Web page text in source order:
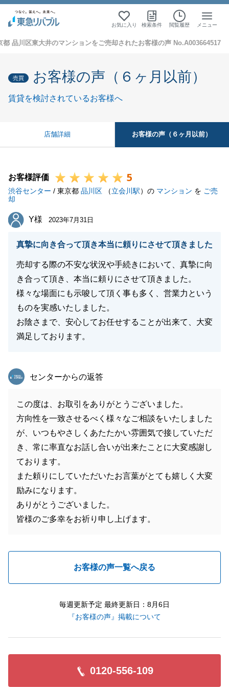
お気に入り 検索条件 閲覧履歴 メニュー
都 品川区東大井のマンションをご売却されたお客様の声 No.A003664517
売買 お客様の声（６ヶ月以前）
賃貸を検討されているお客様へ
店舗詳細 お客様の声（６ヶ月以前）
お客様評価 5
渋谷センター / 東京都 品川区 （立会川駅）の マンション を ご売
却
Y様
Y様 2023年7月31日
真摯に向き合って頂き本当に頼りにさせて頂きました
売却する際の不安な状況や手続きにおいて、真摯に向
き合って頂き、本当に頼りにさせて頂きました。
様々な場面にも示唆して頂く事も多く、営業力という
ものを実感いたしました。
お陰さまで、安心してお任せすることが出来て、大変
満足しております。
東急リバブル
センターからの返答
この度は、お取引をありがとうございました。
方向性を一致させるべく様々なご相談をいたしました
が、いつもやさしくあたたかい雰囲気で接していただ
き、常に率直なお話し合いが出来たことに大変感謝し
ております。
また頼りにしていただいたお言葉がとても嬉しく大変
励みになります。
ありがとうございました。
皆様のご多幸をお祈り申し上げます。
お客様の声一覧へ戻る
毎週更新予定 最終更新日：8月6日
『お客様の声』掲載について
0120-556-109